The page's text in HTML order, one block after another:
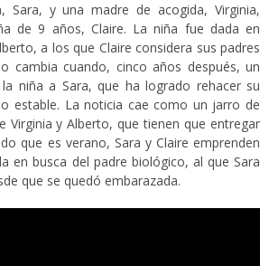
Sara, y una madre de acogida, Virginia,
de 9 años, Claire. La niña fue dada en
a los que Claire considera sus padres
cambia cuando, cinco años después, un
niña a Sara, que ha logrado rehacer su
estable. La noticia cae como un jarro de
Virginia y Alberto, que tienen que entregar
que es verano, Sara y Claire emprenden
en busca del padre biológico, al que Sara
que se quedó embarazada.